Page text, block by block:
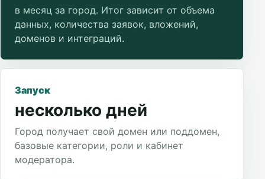
в месяц за город. Итог зависит от объема
данных, количества заявок, вложений,
доменов и интеграций.
Запуск
несколько дней
Город получает свой домен или поддомен,
базовые категории, роли и кабинет
модератора.